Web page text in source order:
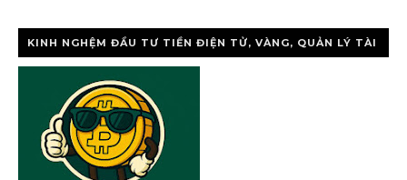
KINH NGHỆM ĐẦU TƯ TIỀN ĐIỆN TỬ, VÀNG, QUẢN LÝ TÀI